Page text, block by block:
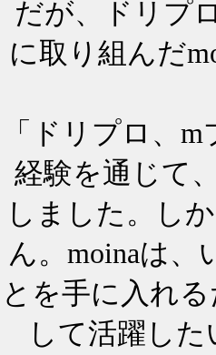
だが、ドリプ
に取り組んだ
「ドリプロ、
経験を通じて
しました。し
ん。moinaは
とを手に入れ
して活躍し